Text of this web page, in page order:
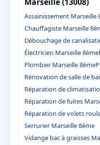
Assainissement Marseille
Chauffagiste Marseille
Débouchage de
Électricien Marseille 8ème
Plombier Marseille 8ème
Rénovation de salle de
Réparation de
Réparation de fuites
Réparation de volets
Serrurier Marseille 8ème
Vidange bac à graisses